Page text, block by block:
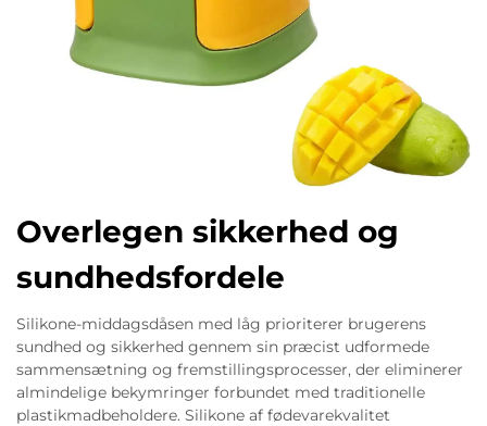
Overlegen sikkerhed og
sundhedsfordele
Silikone-middagsdåsen med låg prioriterer brugerens
sundhed og sikkerhed gennem sin præcist udformede
sammensætning og fremstillingsprocesser, der eliminerer
almindelige bekymringer forbundet med traditionelle
plastikmadbeholdere. Silikone af fødevarekvalitet